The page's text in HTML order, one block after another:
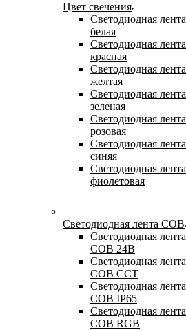
Цвет свечения
Светодиодная лента
белая
Светодиодная лента
красная
Светодиодная лента
желтая
Светодиодная лента
зеленая
Светодиодная лента
розовая
Светодиодная лента
синяя
Светодиодная лента
фиолетовая
Светодиодная лента COB
Светодиодная лента
COB 24В
Светодиодная лента
COB CCT
Светодиодная лента
COB IP65
Светодиодная лента
COB RGB